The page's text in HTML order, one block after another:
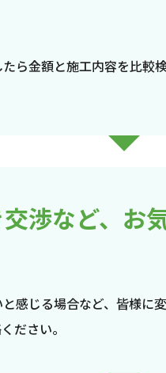
ら金額と施工内容を比較
渉など、お
感じる場合など、皆様に
ださい。